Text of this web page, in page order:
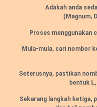
Adakah anda
(Magnum,
Proses menggunakan
Mula-mula, cari nombor
Seterusnya, pastikan
bentuk
Sekarang langkah ketiga,